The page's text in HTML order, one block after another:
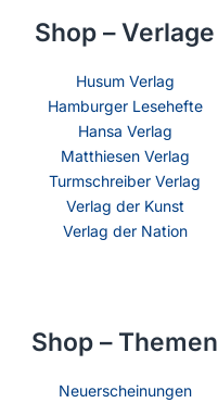
Shop – Verlage
Husum Verlag
Hamburger Lesehefte
Hansa Verlag
Matthiesen Verlag
Turmschreiber Verlag
Verlag der Kunst
Verlag der Nation
Shop – Themen
Neuerscheinungen